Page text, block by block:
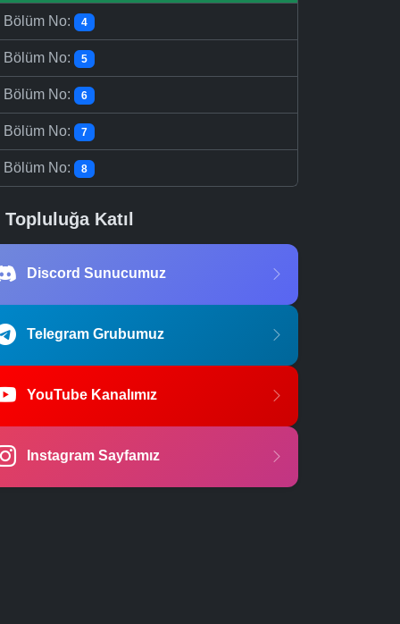
Bölüm No: 4
Bölüm No: 5
Bölüm No: 6
Bölüm No: 7
Bölüm No: 8
Topluluğa Katıl
Discord Sunucumuz
Telegram Grubumuz
YouTube Kanalımız
Instagram Sayfamız